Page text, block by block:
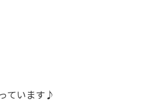
ています♪